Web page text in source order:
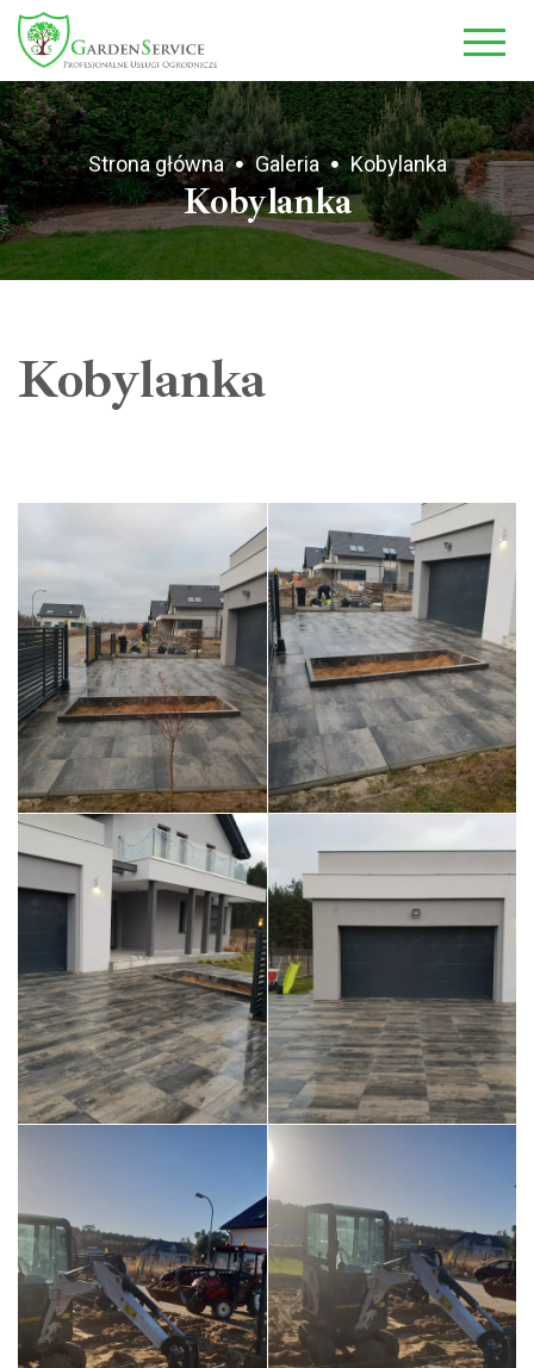
-->
Strona główna Galeria Kobylanka
Kobylanka
Kobylanka